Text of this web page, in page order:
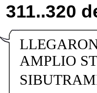
311..320
AMPLIO